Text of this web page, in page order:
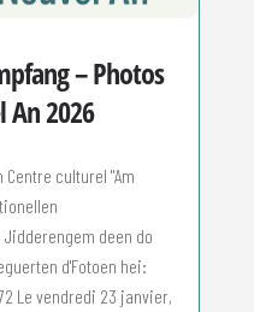
– Photos
An 2026
culturel "Am
deen do
d'Fotoen hei:
Le vendredi 23 janvier,